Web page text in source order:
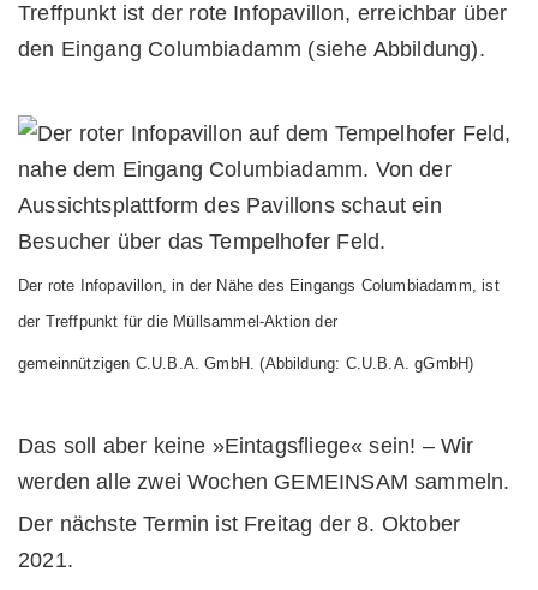
Treffpunkt ist der rote Infopavillon, erreichbar über
den Eingang Columbiadamm (siehe Abbildung).
Der rote Infopavillon, in der Nähe des Eingangs Columbiadamm, ist
der Treffpunkt für die Müllsammel-Aktion der
gemeinnützigen C.U.B.A. GmbH. (Abbildung: C.U.B.A. gGmbH)
Das soll aber keine »Eintagsfliege« sein! – Wir
werden alle zwei Wochen GEMEINSAM sammeln.
Der nächste Termin ist Freitag der 8. Oktober
2021.